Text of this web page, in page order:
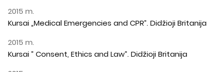
2015 m.
Kursai „Medical Emergencies and CPR”. Didžioji Britanija
2015 m.
Kursai ” Consent, Ethics and Law”. Didžioji Britanija